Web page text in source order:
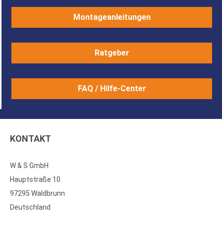
Montageanleitungen
Ratgeber
FAQ / Hilfe-Center
KONTAKT
W & S GmbH
Hauptstraße 10
97295 Waldbrunn
Deutschland